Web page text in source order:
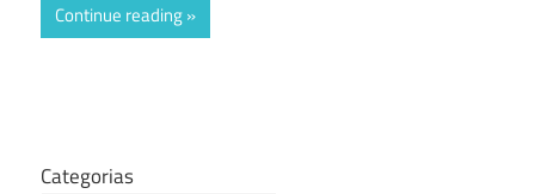
Continue reading
Categorias